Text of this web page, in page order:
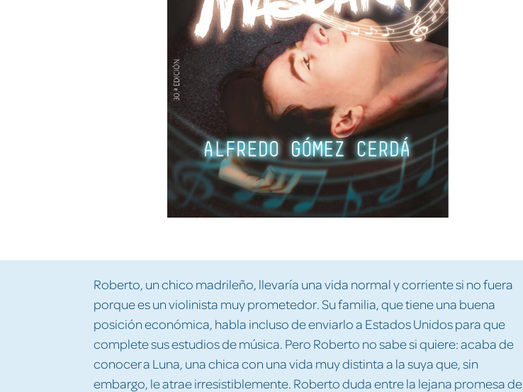
Roberto, un chico madrileño, llevaría una vida normal y corriente si no fuera
porque es un violinista muy prometedor. Su familia, que tiene una buena
posición económica, habla incluso de enviarlo a Estados Unidos para que
complete sus estudios de música. Pero Roberto no sabe si quiere: acaba de
conocer a Luna, una chica con una vida muy distinta a la suya que, sin
embargo, le atrae irresistiblemente. Roberto duda entre la lejana promesa de